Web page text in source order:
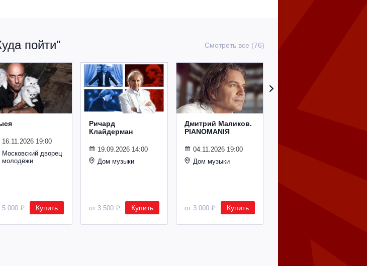
пойти" Смотреть все (76)
16.11.2026 19:00
Московский дворец
молодёжи
5 000 ₽ Купить
Ричард
Клайдерман
19.09.2026 14:00
Дом музыки
от 3 500 ₽ Купить
Дмитрий Маликов.
PIANOMANIЯ
04.11.2026 19:00
Дом музыки
от 3 000 ₽ Купить